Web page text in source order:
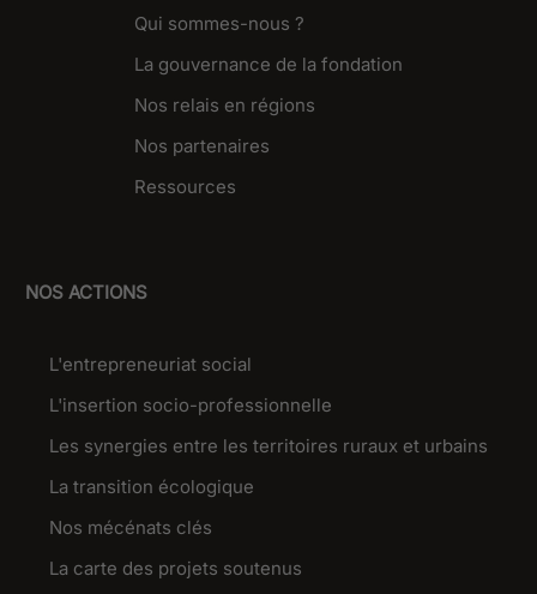
Qui sommes-nous ?
La gouvernance de la fondation
Nos relais en régions
Nos partenaires
Ressources
NOS ACTIONS
L'entrepreneuriat social
L'insertion socio-professionnelle
Les synergies entre les territoires ruraux et urbains
La transition écologique
Nos mécénats clés
La carte des projets soutenus